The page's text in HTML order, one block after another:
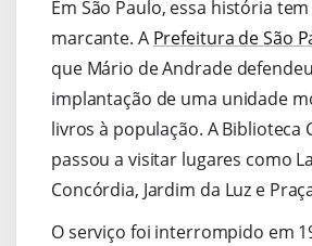
Em São Paulo, essa história
marcante. A Prefeitura de São
que Mário de Andrade
implantação de uma unidade
livros à população. A Biblioteca
passou a visitar lugares como
Concórdia, Jardim da Luz e
O serviço foi interrompido em